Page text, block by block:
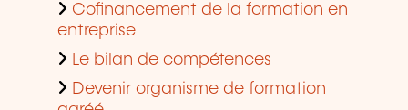
Cofinancement de la formation en
entreprise
Le bilan de compétences
Devenir organisme de formation